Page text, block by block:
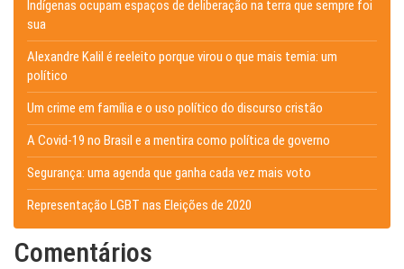
Indígenas ocupam espaços de deliberação na terra que sempre foi
sua
Alexandre Kalil é reeleito porque virou o que mais temia: um
político
Um crime em família e o uso político do discurso cristão
A Covid-19 no Brasil e a mentira como política de governo
Segurança: uma agenda que ganha cada vez mais voto
Representação LGBT nas Eleições de 2020
Comentários